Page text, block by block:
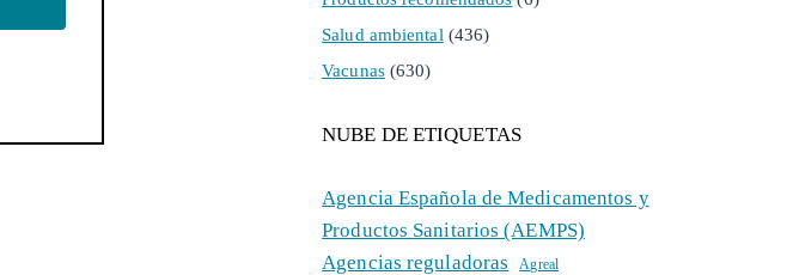
Salud ambiental (436)
Vacunas(630)
NUBE DE ETIQUETAS
Agencia Española de Medicamentos y
Productos Sanitarios (AEMPS)
Agencias reguladoras
Agreal